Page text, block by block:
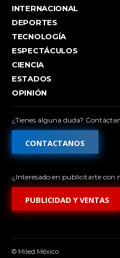
INTERNACIONAL
DEPORTES
TECNOLOGÍA
ESPECTÁCULOS
CIENCIA
ESTADOS
OPINIÓN
¿Tienes alguna duda?
CONTACTANOS
¿Interesado en publicitarte con
PUBLICIDAD Y VENTAS
© Miled México